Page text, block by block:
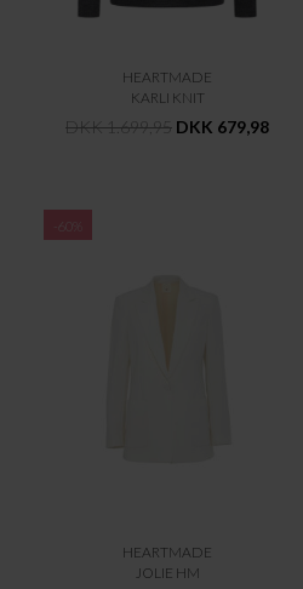
HEARTMADE
KARLI KNIT
DKK 1.699,95 DKK 679,98
-60%
HEARTMADE
JOLIE HM